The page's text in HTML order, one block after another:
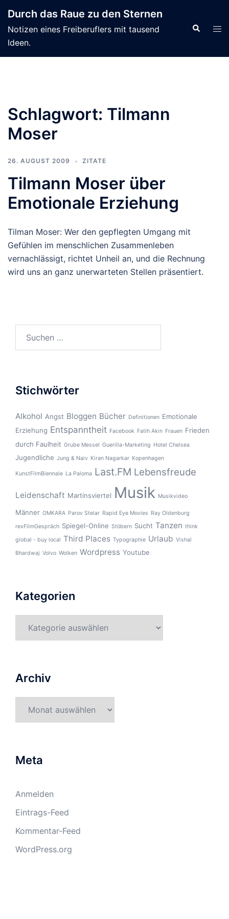
Inhalt
springen
Durch das Raue zu den Sternen
Notizen eines Freiberuflers mit tausend
Ideen.
Suche
Schlagwort: Tilmann
Moser
26. AUGUST 2009 ZITATE
Tilmann Moser über
Emotionale Erziehung
Tilman Moser: Wer den gepflegten Umgang mit
Gefühlen im menschlichen Zusammenleben
vernachlässigt, richtet Unheil an, und die Rechnung
wird uns an ganz unerwarteten Stellen präsentiert.
Stichwörter
Alkohol Angst Bloggen Bücher Definitionen Emotionale
Erziehung Entspanntheit Facebook Fatih Akin Frauen Frieden
durch Faulheit Grube Messel Guerilla-Marketing Hotel Chelsea
Jugendliche Jung & Naiv Kiran Nagarkar Kopenhagen
KunstFilmBiennale La Paloma Last.FM Lebensfreude
Leidenschaft Martinsviertel Musik Musikvideo
Männer OMKARA Parov Stelar Rapid Eye Movies Ray Oldenburg
rexFilmGespräch Spiegel-Online Stöbern Sucht Tanzen think
global - buy local Third Places Typographie Urlaub Vishal
Bhardwaj Volvo Wolken Wordpress Youtube
Kategorien
Archiv
Meta
Anmelden
Eintrags-Feed
Kommentar-Feed
WordPress.org